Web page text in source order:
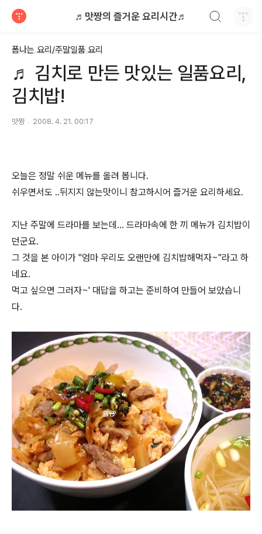
♬맛짱의 즐거운 요리시간♬
폼나는 요리/주말일품 요리
♬ 김치로 만든 맛있는 일품요리,
김치밥!
맛짱 2008. 4. 21. 00:17
오늘은 정말 쉬운 메뉴를 올려 봅니다.
쉬우면서도 ..뒤지지 않는맛이니 참고하시어 즐거운 요리하세요.
지난 주말에 드라마를 보는데... 드라마속에 한 끼 메뉴가 김치밥이
던군요.
그 것을 본 아이가 "엄마 우리도 오랜만에 김치밥해먹자~"라고 하
네요.
먹고 싶으면 그러자~' 대답을 하고는 준비하여 만들어 보았습니
다.